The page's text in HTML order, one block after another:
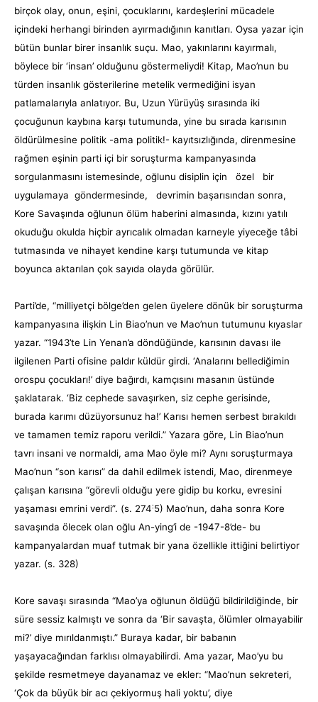
birçok olay, onun, eşini, çocuklarını, kardeşlerini mücadele
içindeki herhangi birinden ayırmadığının kanıtları. Oysa yazar için
bütün bunlar birer insanlık suçu. Mao, yakınlarını kayırmalı,
böylece bir ‘insan’ olduğunu göstermeliydi! Kitap, Mao’nun bu
türden insanlık gösterilerine metelik vermediğini isyan
patlamalarıyla anlatıyor. Bu, Uzun Yürüyüş sırasında iki
çocuğunun kaybına karşı tutumunda, yine bu sırada karısının
öldürülmesine politik -ama politik!- kayıtsızlığında, direnmesine
rağmen eşinin parti içi bir soruşturma kampanyasında
sorgulanmasını istemesinde, oğlunu disiplin için özel bir
uygulamaya göndermesinde, devrimin başarısından sonra,
Kore Savaşında oğlunun ölüm haberini almasında, kızını yatılı
okuduğu okulda hiçbir ayrıcalık olmadan karneyle yiyeceğe tâbi
tutmasında ve nihayet kendine karşı tutumunda ve kitap
boyunca aktarılan çok sayıda olayda görülür.
Parti’de, “milliyetçi bölge’den gelen üyelere dönük bir soruşturma
kampanyasına ilişkin Lin Biao’nun ve Mao’nun tutumunu kıyaslar
yazar. “1943’te Lin Yenan’a döndüğünde, karısının davası ile
ilgilenen Parti ofisine paldır küldür girdi. ‘Analarını bellediğimin
orospu çocukları!’ diye bağırdı, kamçısını masanın üstünde
şaklatarak. ‘Biz cephede savaşırken, siz cephe gerisinde,
burada karımı düzüyorsunuz ha!’ Karısı hemen serbest bırakıldı
ve tamamen temiz raporu verildi.” Yazara göre, Lin Biao’nun
tavrı insani ve normaldi, ama Mao öyle mi? Aynı soruşturmaya
Mao’nun “son karısı” da dahil edilmek istendi, Mao, direnmeye
çalışan karısına “görevli olduğu yere gidip bu korku, evresini
yaşaması emrini verdi”. (s. 274:5) Mao’nun, daha sonra Kore
savaşında ölecek olan oğlu An-ying’i de -1947-8’de- bu
kampanyalardan muaf tutmak bir yana özellikle ittiğini belirtiyor
yazar. (s. 328)
Kore savaşı sırasında “Mao’ya oğlunun öldüğü bildirildiğinde, bir
süre sessiz kalmıştı ve sonra da ‘Bir savaşta, ölümler olmayabilir
mi?’ diye mırıldanmıştı.” Buraya kadar, bir babanın
yaşayacağından farklısı olmayabilirdi. Ama yazar, Mao’yu bu
şekilde resmetmeye dayanamaz ve ekler: “Mao’nun sekreteri,
‘Çok da büyük bir acı çekiyormuş hali yoktu’, diye